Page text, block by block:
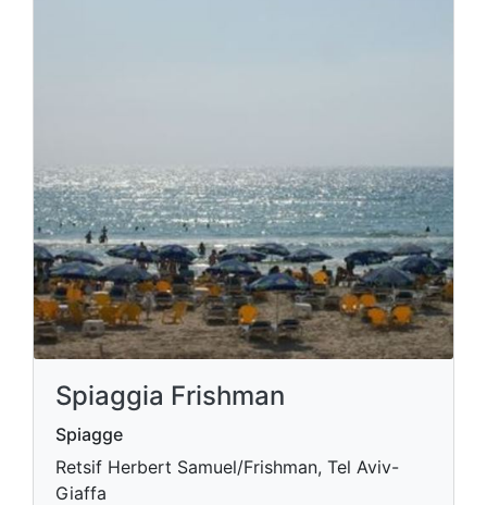
Spiaggia Frishman
Spiagge
Retsif Herbert Samuel/Frishman, Tel Aviv-
Giaffa